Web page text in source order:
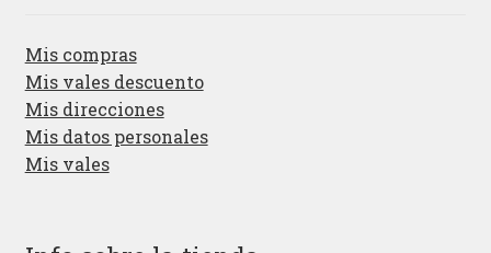
Mis compras
Mis vales descuento
Mis direcciones
Mis datos personales
Mis vales